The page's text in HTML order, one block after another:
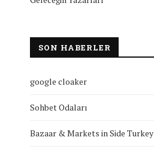
SON HABERLER
google cloaker
Sohbet Odaları
Bazaar & Markets in Side Turkey